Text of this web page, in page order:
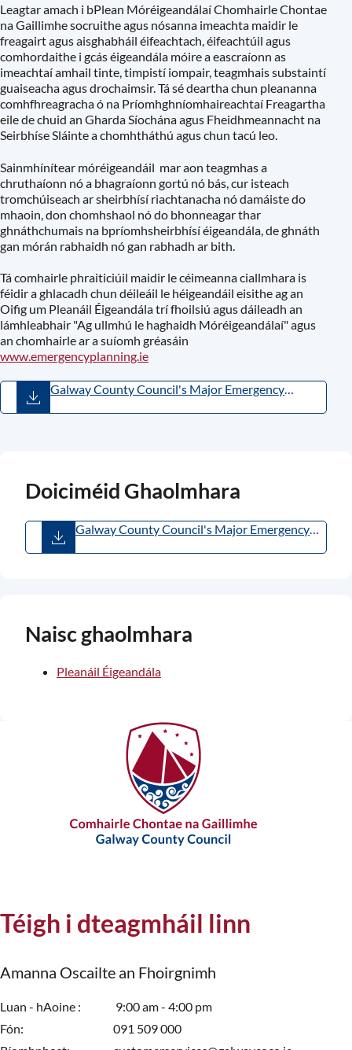
Leagtar amach i bPlean Móréigeandálaí Chomhairle Chontae
na Gaillimhe socruithe agus nósanna imeachta maidir le
freagairt agus aisghabháil éifeachtach, éifeachtúil agus
comhordaithe i gcás éigeandála móire a eascraíonn as
imeachtaí amhail tinte, timpistí iompair, teagmhais substaintí
guaiseacha agus drochaimsir. Tá sé deartha chun pleananna
comhfhreagracha ó na Príomhghníomhaireachtaí Freagartha
eile de chuid an Gharda Síochána agus Fheidhmeannacht na
Seirbhíse Sláinte a chomhtháthú agus chun tacú leo.
Sainmhínítear móréigeandáil mar aon teagmhas a
chruthaíonn nó a bhagraíonn gortú nó bás, cur isteach
tromchúiseach ar sheirbhísí riachtanacha nó damáiste do
mhaoin, don chomhshaol nó do bhonneagar thar
ghnáthchumais na bpríomhsheirbhísí éigeandála, de ghnáth
gan mórán rabhaidh nó gan rabhadh ar bith.
Tá comhairle phraiticiúil maidir le céimeanna ciallmhara is
féidir a ghlacadh chun déileáil le héigeandáil eisithe ag an
Oifig um Pleanáil Éigeandála trí fhoilsiú agus dáileadh an
lámhleabhair "Ag ullmhú le haghaidh Móréigeandálaí" agus
an chomhairle ar a suíomh gréasáin
www.emergencyplanning.ie
Galway County Council's Major Emergency
Doiciméid Ghaolmhara
Galway County Council's Major Emergency
Naisc ghaolmhara
Pleanáil Éigeandála
Téigh i dteagmháil linn
Amanna Oscailte an Fhoirgnimh
Luan - hAoine
9:00 am - 4:00 pm
Fón
091 509 000